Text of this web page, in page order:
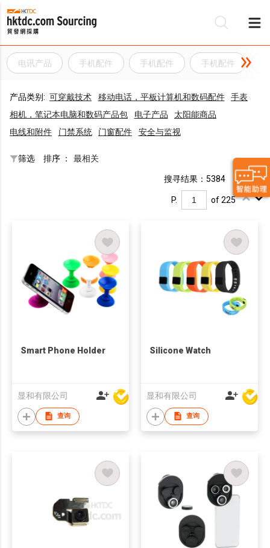
电讯产品 手机配件 手机配件 手机配件
产品类别: 可穿戴技术 移动电话，平板计算机和数码配件
手表
相机，笔记本电脑和数码产品包
电子产品
太阳能商品
电线和附件
门禁系统 门窗配件 安全与监视
筛选 排序 ： 最相关
搜寻结果：5384
P. of 225
Smart Phone Holder
显和有限公司
查询
Silicone Watch
显和有限公司
查询